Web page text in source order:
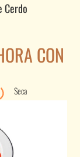
Cerdo
CON
Seca